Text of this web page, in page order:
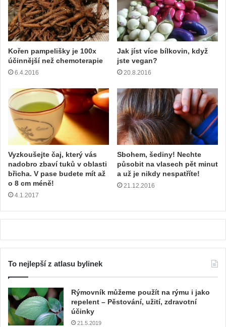
Kořen pampelišky je 100x
účinnější než chemoterapie
6.4.2016
Jak jíst více bílkovin, když
jste vegan?
20.8.2016
Vyzkoušejte čaj, který vás
nadobro zbaví tuků v oblasti
břicha. V pase budete mít až
o 8 cm méně!
4.1.2017
Sbohem, šediny! Nechte
působit na vlasech pět minut
a už je nikdy nespatříte!
21.12.2016
To nejlepší z atlasu bylinek
Rýmovník můžeme použít na rýmu i jako
repelent – Pěstování, užití, zdravotní
účinky
21.5.2019